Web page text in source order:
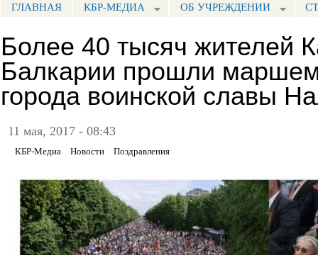
ГЛАВНАЯ КБР-МЕДИА ОБ УЧРЕЖДЕНИИ
Более 40 тысяч жителей
Балкарии прошли
города воинской славы
11 мая, 2017 - 08:43
КБР-Медиа Новости Поздравления